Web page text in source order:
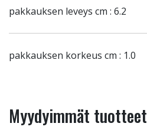
pakkauksen leveys cm : 6.2
pakkauksen korkeus cm : 1.0
Myydyimmät tuotteet